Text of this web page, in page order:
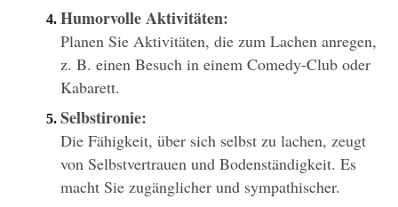
Humorvolle Aktivitäten:
Planen Sie Aktivitäten, die zum Lachen anregen,
z. B. einen Besuch in einem Comedy-Club oder
Kabarett.
Selbstironie:
Die Fähigkeit, über sich selbst zu lachen, zeugt
von Selbstvertrauen und Bodenständigkeit. Es
macht Sie zugänglicher und sympathischer.